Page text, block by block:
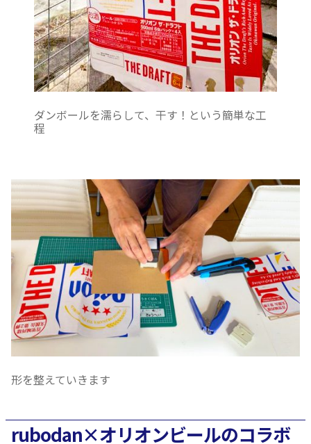
ダンボールを濡らして、干す！という簡単な工
程
形を整えていきます
rubodan×オリオンビールのコラボ